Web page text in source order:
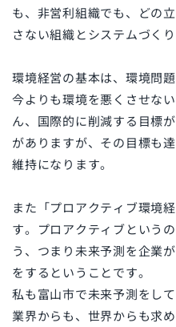
も、非営利組織でも、どの
さない組織とシステムづく
環境経営の基本は、環境問
今よりも環境を悪くさせな
ん、国際的に削減する目標
がありますが、その目標も
維持になります。
また「プロアクティブ環境
す。プロアクティブという
う、つまり未来予測を企業
をするということです。
私も富山市で未来予測をし
業界からも、世界からも求